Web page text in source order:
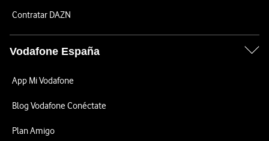
Contratar DAZN
Vodafone España
App Mi Vodafone
Blog Vodafone Conéctate
Plan Amigo